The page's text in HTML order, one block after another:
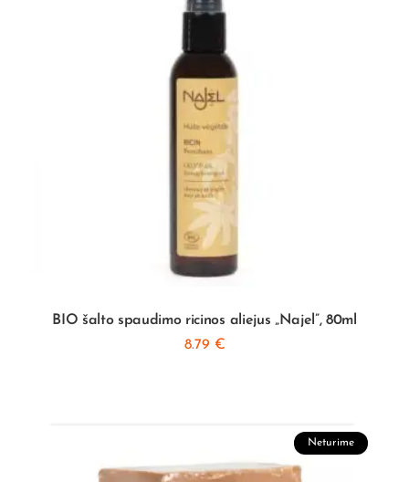
BIO šalto spaudimo ricinos aliejus „Najel”, 80ml
8.79 €
Neturime